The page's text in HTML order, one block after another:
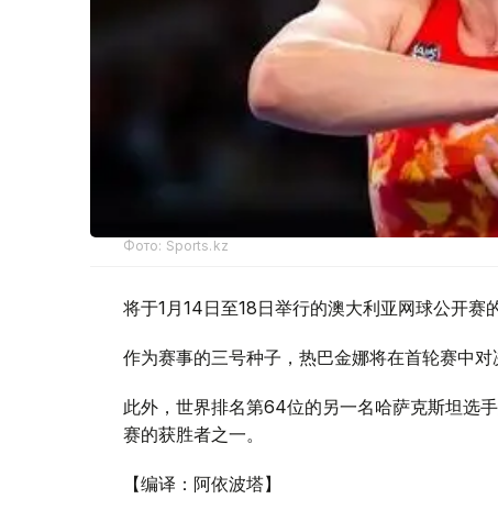
Фото: Sports.kz
将于1月14日至18日举行的澳大利亚网球公开赛
作为赛事的三号种子，热巴金娜将在首轮赛中对
此外，世界排名第64位的另一名哈萨克斯坦选
赛的获胜者之一。
【编译：阿依波塔】